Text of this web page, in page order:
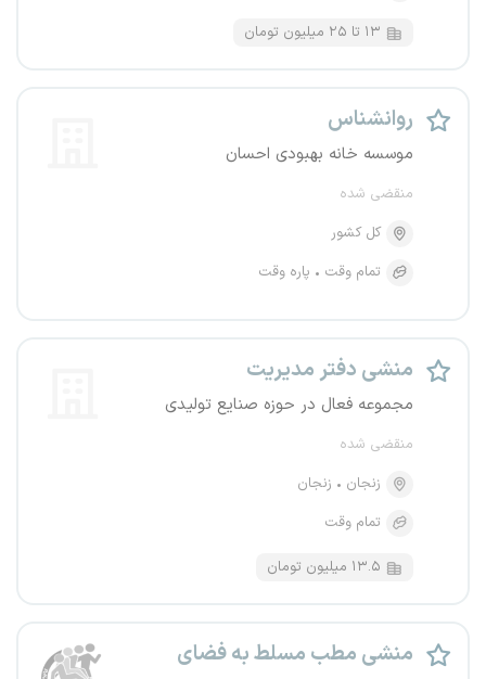
۱۳ تا ۲۵ میلیون تومان
روانشناس
موسسه خانه بهبودی احسان
منقضی شده
کل کشور
تمام وقت
پاره وقت
منشی دفتر مدیریت
مجموعه فعال در حوزه صنایع تولیدی
منقضی شده
زنجان
زنجان
تمام وقت
۱۳.۵ میلیون تومان
منشی مطب مسلط به فضای